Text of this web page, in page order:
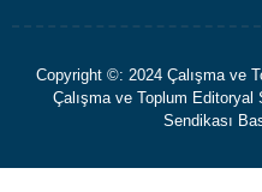
Copyright ©: 2024 Çalışma ve
Çalışma ve Toplum
Sendikası